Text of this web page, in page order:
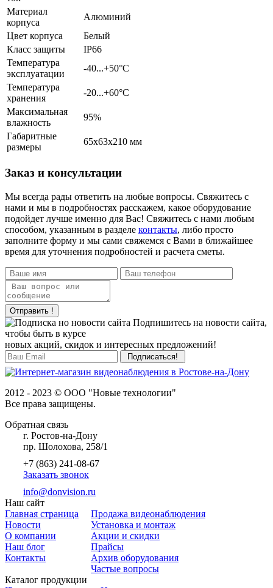
Материал
корпуса
Алюминий
Цвет корпуса
Белый
Класс защиты
IP66
Температура
эксплуатации
-40...+50°С
Температура
хранения
-20...+60°С
Максимальная
влажность
95%
Габаритные
размеры
65х63х210 мм
Заказ и консультации
Мы всегда рады ответить на любые вопросы. Свяжитесь с
нами и мы в подробностях расскажем, какое оборудование
подойдет лучше именно для Вас! Свяжитесь с нами любым
способом, указанным в разделе контакты, либо просто
заполните форму и мы сами свяжемся с Вами в ближайшее
время для уточнения подробностей и расчета сметы.
Отправить !
Подпишитесь на новости сайта,
чтобы быть в курсе
новых акций, скидок и интересных предложений!
2012 - 2023 © ООО "Новые технологии"
Все права защищены.
Обратная связь
г. Ростов-на-Дону
пр. Шолохова, 258/1
+7 (863) 241-08-67
Заказать звонок
info@donvision.ru
Наш сайт
Главная страница
Новости
О компании
Наш блог
Контакты
Продажа видеонаблюдения
Установка и монтаж
Акции и скидки
Прайсы
Архив оборудования
Частые вопросы
Каталог продукции